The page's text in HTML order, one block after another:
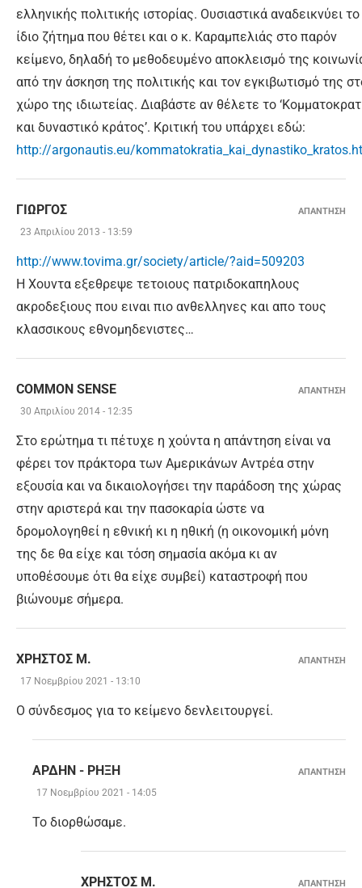
ελληνικής πολιτικής ιστορίας. Ουσιαστικά αναδεικνύει το
ίδιο ζήτημα που θέτει και ο κ. Καραμπελιάς στο παρόν
κείμενο, δηλαδή το μεθοδευμένο αποκλεισμό της
από την άσκηση της πολιτικής και τον εγκιβωτισμό της
χώρο της ιδιωτείας. Διαβάστε αν θέλετε το
και δυναστικό κράτος’. Κριτική του υπάρχει εδώ:
http://argonautis.eu/
ΓΙΩΡΓΟΣ
23 Απριλίου 2013 - 13:59
http://www.tovima.gr/society/article/?aid=509203
Η Χουντα εξεθρεψε τετοιους πατριδοκαπηλους
ακροδεξιους που ειναι πιο ανθελληνες και απο τους
κλασσικους εθνομηδενιστες…
ΑΠΑΝΤΗΣΗ
COMMON SENSE
30 Απριλίου 2014 - 12:35
Στο ερώτημα τι πέτυχε η χούντα η απάντηση είναι να
φέρει τον πράκτορα των Αμερικάνων Αντρέα στην
εξουσία και να δικαιολογήσει την παράδοση της χώρας
στην αριστερά και την πασοκαρία ώστε να
δρομολογηθεί η εθνική κι η ηθική (η οικονομική μόνη
της δε θα είχε και τόση σημασία ακόμα κι αν
υποθέσουμε ότι θα είχε συμβεί) καταστροφή που
βιώνουμε σήμερα.
ΑΠΑΝΤΗΣΗ
ΧΡΉΣΤΟΣ Μ.
17 Νοεμβρίου 2021 - 13:10
Ο σύνδεσμος για το κείμενο δενλειτουργεί.
ΑΠΑΝΤΗΣΗ
ΆΡΔΗΝ - ΡΉΞΗ
17 Νοεμβρίου 2021 - 14:05
Το διορθώσαμε.
ΑΠΑΝΤΗΣΗ
ΧΡΉΣΤΟΣ Μ. ΑΠΑΝΤΗΣΗ